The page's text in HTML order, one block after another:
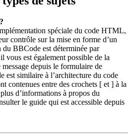
spéciale du code HTML,
contrôle sur la mise en forme d’un
du BBCode est déterminée par
vous est également possible de la
depuis le formulaire de
est similaire à l’architecture du code
contenues entre des crochets [ et ] à la
d’informations à propos du
le guide qui est accessible depuis